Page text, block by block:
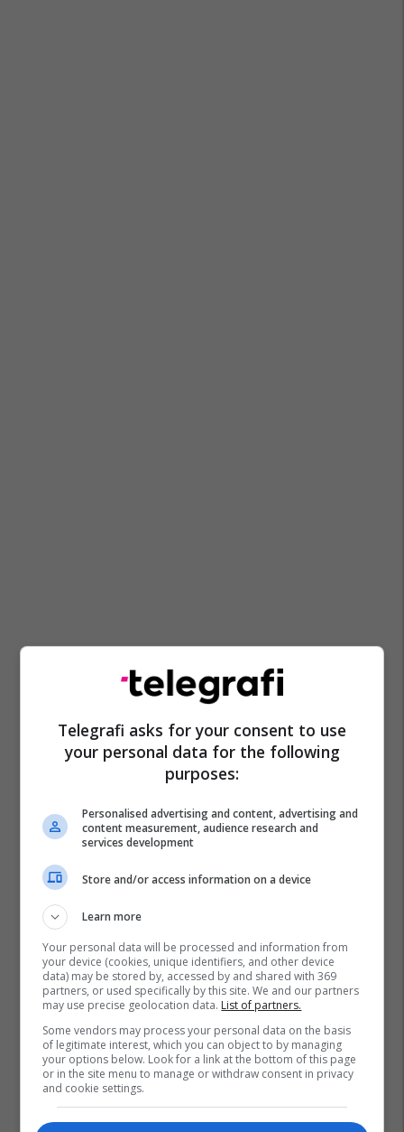
Roberto Martinez
Romelu Lukaku
Kombëtarja E Belgjikës
Katar 2022
Telegrafi asks for your consent to use
your personal data for the following
purposes:
Personalised advertising and content, advertising and
content measurement, audience research and
services development
Store and/or access information on a device
Learn more
Your personal data will be processed and information from
your device (cookies, unique identifiers, and other device
data) may be stored by, accessed by and shared with 369
partners, or used specifically by this site. We and our partners
may use precise geolocation data. List of partners.
Some vendors may process your personal data on the basis
of legitimate interest, which you can object to by managing
your options below. Look for a link at the bottom of this page
or in the site menu to manage or withdraw consent in privacy
and cookie settings.